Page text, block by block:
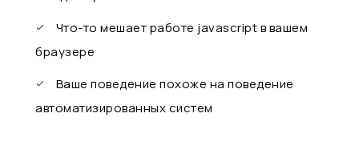
Что-то мешает работе javascript в вашем
браузере
Ваше поведение похоже на поведение
автоматизированных систем